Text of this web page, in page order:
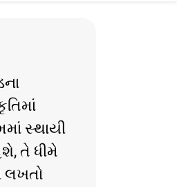
સ્થાયી
તે ધીમે
લખતો